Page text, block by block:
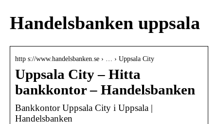
Handelsbanken uppsala
http s://www.handelsbanken.se › … › Uppsala City
Uppsala City – Hitta
bankkontor – Handelsbanken
Bankkontor Uppsala City i Uppsala |
Handelsbanken